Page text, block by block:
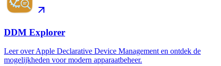
DDM Explorer
Leer over Apple Declarative Device Management en ontdek de
mogelijkheden voor modern apparaatbeheer.